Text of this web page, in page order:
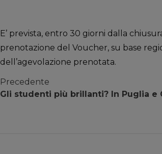
E’ prevista, entro 30 giorni dalla
prenotazione del Voucher, su base
dell’agevolazione prenotata.
Precedente
Gli studenti più brillanti? In Puglia e